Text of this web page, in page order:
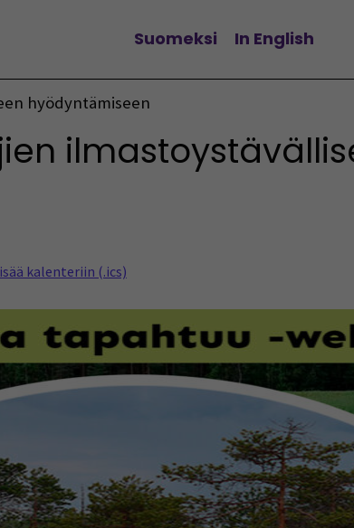
Vaihda kieltä
Suomeksi In English
hyödyntämiseen
kalenteriin (.ics)